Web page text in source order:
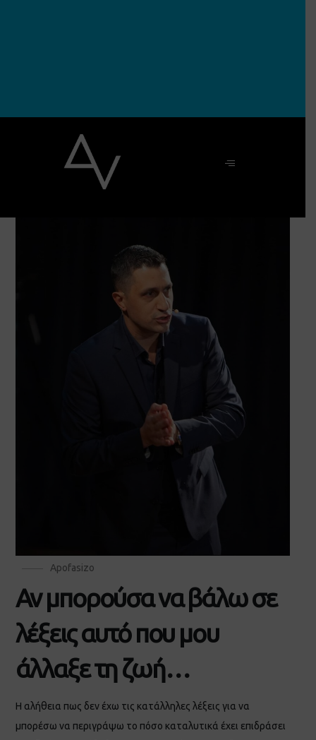
Apofasizo
Αν μπορούσα να βάλω σε
λέξεις αυτό που μου
άλλαξε τη ζωή…
Η αλήθεια πως δεν έχω τις κατάλληλες λέξεις για να
μπορέσω να περιγράψω το πόσο καταλυτικά έχει επιδράσει